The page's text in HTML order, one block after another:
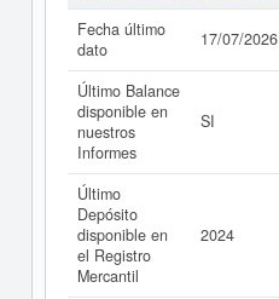
Fecha último
dato
17/07/2026
Último Balance
disponible en
nuestros
Informes
SI
Último
Depósito
disponible en
el Registro
Mercantil
2024